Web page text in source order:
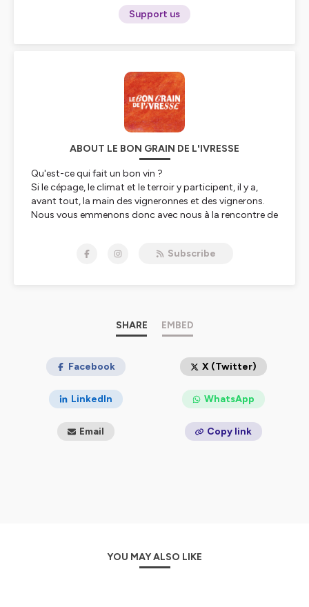
Support us
ABOUT LE BON GRAIN DE L'IVRESSE
Qu'est-ce qui fait un bon vin ?
Si le cépage, le climat et le terroir y participent, il y a,
avant tout, la main des vigneronnes et des vignerons.
Nous vous emmenons donc avec nous à la rencontre de
au milieu des raisins, des vignes et des barriques.
pour plus d'informations.
Subscribe
SHARE EMBED
Facebook X (Twitter)
LinkedIn WhatsApp
Email Copy link
YOU MAY ALSO LIKE